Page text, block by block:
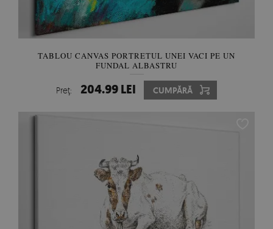
TABLOU CANVAS PORTRETUL UNEI VACI PE UN
FUNDAL ALBASTRU
Preţ: 204.99 LEI CUMPĂRĂ